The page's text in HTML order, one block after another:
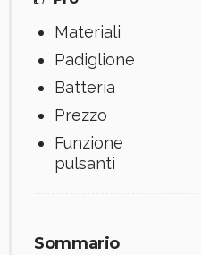
Materiali
Padiglione
Batteria
Prezzo
Funzione
pulsanti
Sommario